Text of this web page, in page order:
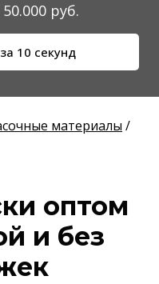
руб.
10 секунд
материалы /
оптом
и без